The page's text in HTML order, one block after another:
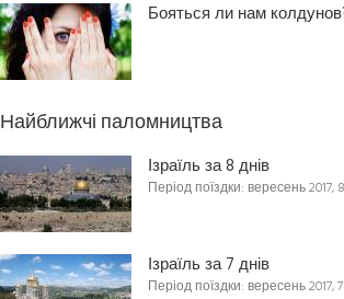
Бояться ли нам
Найближчі паломництва
Ізраїль за 8 днів
Період поїздки: вересень 2017,
Ізраїль за 7 днів
Період поїздки: вересень 2017,